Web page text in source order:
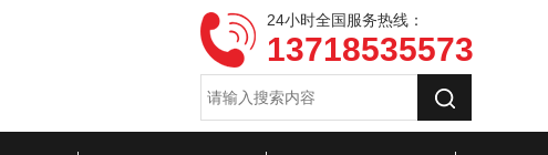
24小时全国服务热线：
13718535573